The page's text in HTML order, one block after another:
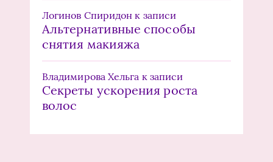
Логинов Спиридон к записи
Альтернативные способы
снятия макияжа
Владимирова Хельга к записи
Секреты ускорения роста
волос